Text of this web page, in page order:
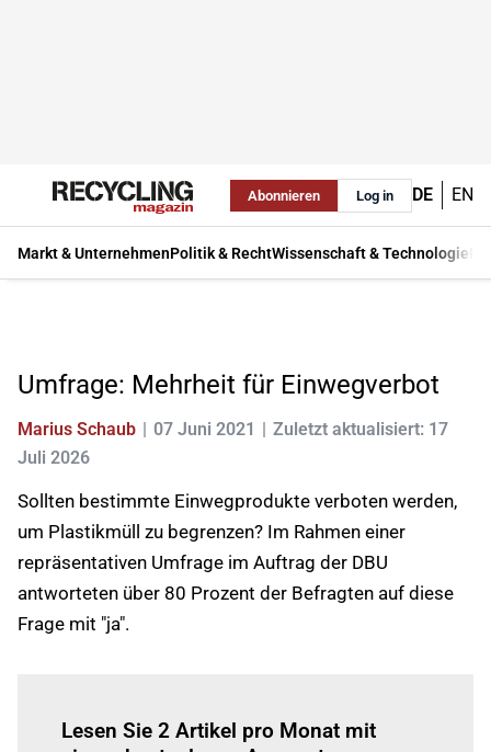
Abonnieren Log in DE EN
Markt & UnternehmenPolitik & RechtWissenschaft & Technologie
Umfrage: Mehrheit für Einwegverbot
Marius Schaub 07 Juni 2021
Zuletzt aktualisiert: 17
Juli 2026
Sollten bestimmte Einwegprodukte verboten werden,
um Plastikmüll zu begrenzen? Im Rahmen einer
repräsentativen Umfrage im Auftrag der DBU
antworteten über 80 Prozent der Befragten auf diese
Frage mit "ja".
Lesen Sie 2 Artikel pro Monat mit